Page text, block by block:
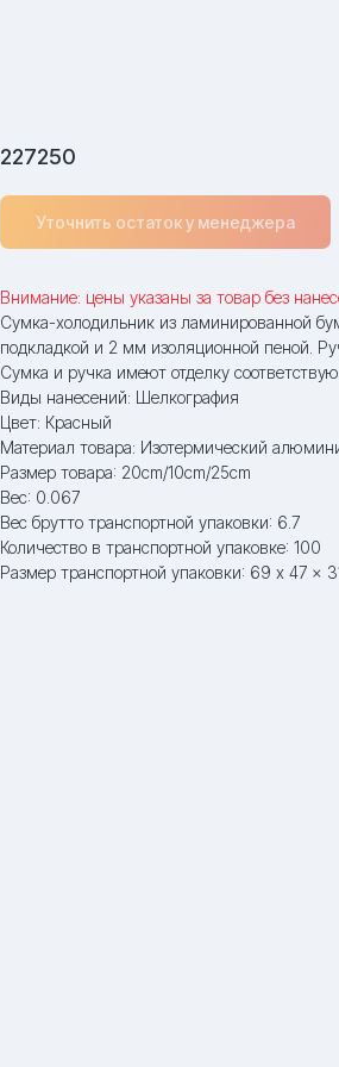
227250
Уточнить остаток у менеджера
Внимание: цены указаны за товар без
Сумка-холодильник из ламинированной
подкладкой и 2 мм изоляционной пеной.
Сумка и ручка имеют отделку
Виды нанесений: Шелкография
Цвет: Красный
Материал товара: Изотермический
Размер товара: 20cm/10cm/25cm
Вес: 0.067
Вес брутто транспортной упаковки: 6.7
Количество в транспортной упаковке: 100
Размер транспортной упаковки: 69 x 47 x